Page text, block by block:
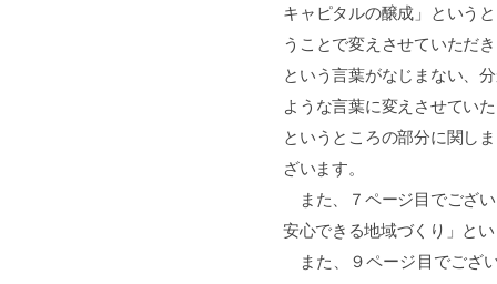
キャピタルの醸成」という
うことで変えさせていただ
という言葉がなじまない、
ような言葉に変えさせてい
というところの部分に関し
ざいます。
また、７ページ目でござ
安心できる地域づくり」と
また、９ページ目でござ